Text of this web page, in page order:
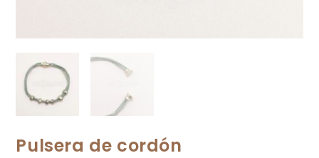
Pulsera de cordón